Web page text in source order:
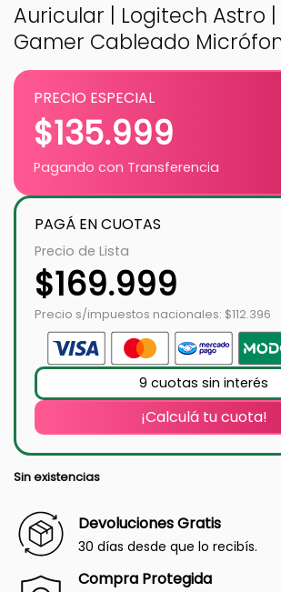
Auricular | Logitech Astro |
Gamer Cableado
PRECIO ESPECIAL
$135.999
Pagando con Transferencia
PAGÁ EN CUOTAS
Precio de Lista
$169.999
Precio s/impuestos nacionales: $112.396
9 cuotas sin interés
¡Calculá tu cuota!
Sin existencias
Devoluciones Gratis
30 días desde que lo recibís.
Compra Protegida